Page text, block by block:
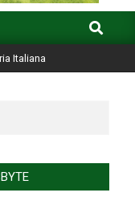
Search
Italiana